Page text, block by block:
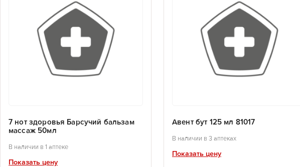
7 нот здоровья Барсучий бальзам
массаж 50мл
В наличии в 1 аптеке
Показать цену
Авент бут 125 мл 81017
В наличии в 3 аптеках
Показать цену